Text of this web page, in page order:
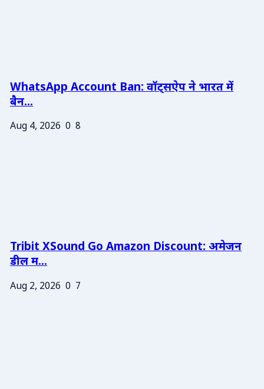
WhatsApp Account Ban: वॉट्सऐप ने भारत में
बैन...
Aug 4, 2026 0 8
Tribit XSound Go Amazon Discount: अमेजन
डील म...
Aug 2, 2026 0 7